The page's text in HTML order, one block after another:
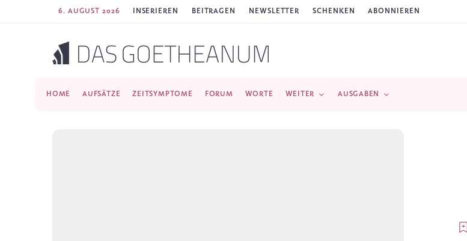
6. AUGUST 2026 INSERIEREN BEITRAGEN NEWSLETTER SCHENKEN ABONNIEREN
HOME AUFSÄTZE ZEITSYMPTOME FORUM WORTE WEITER AUSGABEN